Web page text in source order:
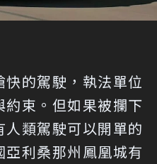
的駕駛，執法單位
束。但如果被攔下
類駕駛可以開單的
利桑那州鳳凰城有